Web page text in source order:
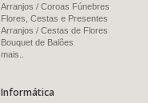
Arranjos / Coroas Fúnebres
Flores, Cestas e Presentes
Arranjos / Cestas de Flores
Bouquet de Balões
mais..
Informática